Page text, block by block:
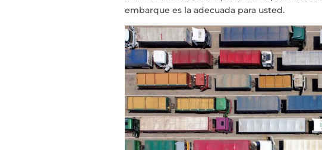
embarque es la adecuada para usted.